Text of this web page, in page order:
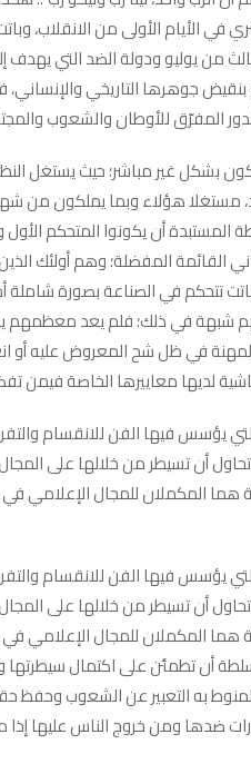
في الأيام الأولى من الانقلاب،
من يوليو ودولة الضد التي يهدف
بنقيض جوهرها التاريخي
المفرّق للأوطان والشعوب
بشكل غير مباشر؛ حيث يستغل
مستغلا هؤلاء وبما يملكون من
المستبدة أن يكونوا المتحكم
القائمة المفضلة؛ وهم أولئك
تتحكم في الصناعة بصورة
لهم شبهة في ذلك؛ فلم يعد
في ظل شح المعروض عليه أو
لديها معاييرها الخاصة فيمن
فيها الفن للانقسام
تحاول أن تسيطر من خلالها على
هما المكملان للمجال الإعلامي
فيها الفن للانقسام
تحاول أن تسيطر من خلالها على
هما المكملان للمجال الإعلامي
أن تطمئن على اكتمال
به التعبير عن الشعوب وحفظ
ضدها ومن خروج الناس عليها إذا